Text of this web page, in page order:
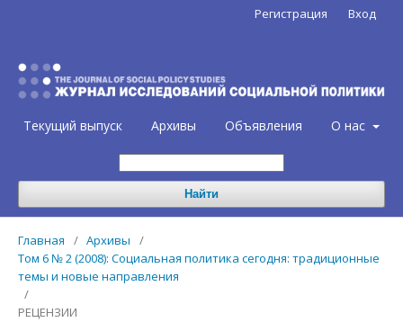
Текущий выпуск Архивы Объявления О нас
Найти
Регистрация Вход
Главная / Архивы
/
Том 6 № 2 (2008): Социальная политика сегодня: традиционные
темы и новые направления
/
РЕЦЕНЗИИ